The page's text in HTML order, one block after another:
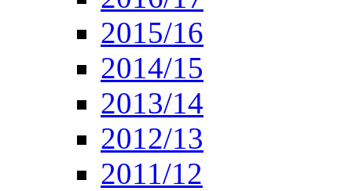
2015/16
2014/15
2013/14
2012/13
2011/12